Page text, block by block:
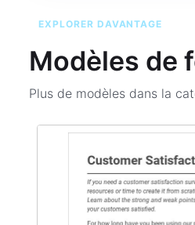
EXPLORER DAVANTAGE
Modèles de
Plus de modèles dans la